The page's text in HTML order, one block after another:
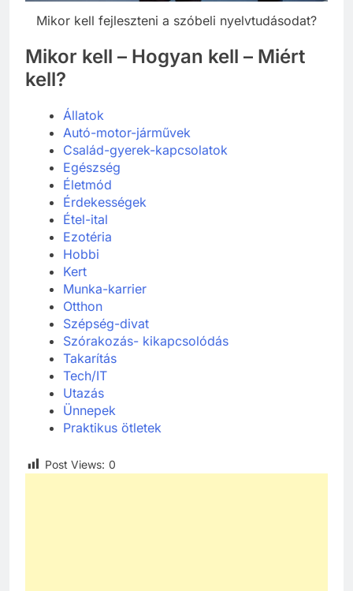
Mikor kell fejleszteni a szóbeli nyelvtudásodat?
Mikor kell – Hogyan kell – Miért
kell?
Állatok
Autó-motor-járművek
Család-gyerek-kapcsolatok
Egészség
Életmód
Érdekességek
Étel-ital
Ezotéria
Hobbi
Kert
Munka-karrier
Otthon
Szépség-divat
Szórakozás- kikapcsolódás
Takarítás
Tech/IT
Utazás
Ünnepek
Praktikus ötletek
Post Views: 0